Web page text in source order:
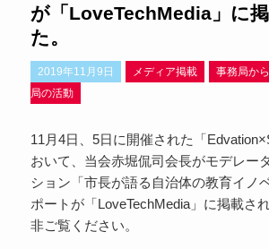
が「LoveTechMedia」に
た。
2019年11月9日 メディア掲載 事務局か
局の活動
11月4日、5日に開催された「
おいて、当会赤堀侃司会長がモデレー
ション「市長が語る自治体の教育イノ
ポートが「LoveTechMedia」に掲載さ
非ご覧ください。